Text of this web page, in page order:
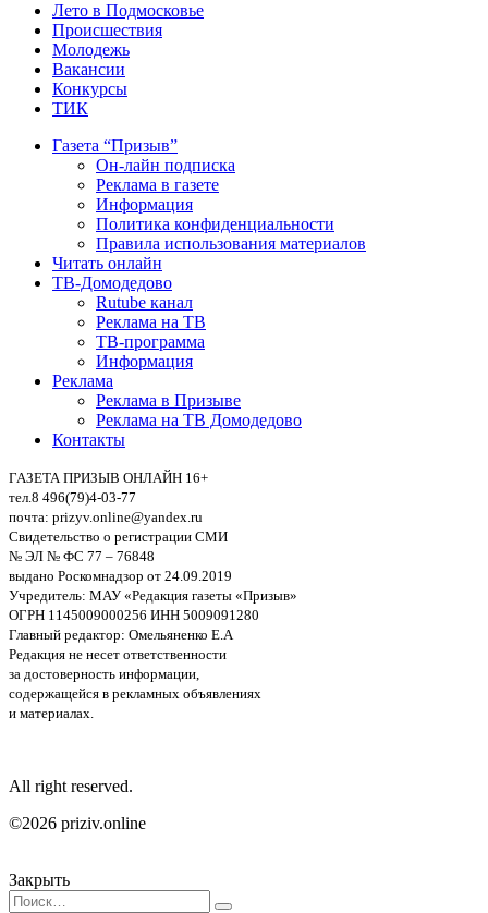
Лето в Подмосковье
Происшествия
Молодежь
Вакансии
Конкурсы
ТИК
Газета “Призыв”
Он-лайн подписка
Реклама в газете
Информация
Политика конфиденциальности
Правила использования материалов
Читать онлайн
ТВ-Домодедово
Rutube канал
Реклама на ТВ
ТВ-программа
Информация
Реклама
Реклама в Призыве
Реклама на ТВ Домодедово
Контакты
ГАЗЕТА ПРИЗЫВ ОНЛАЙН 16+
тел.8 496(79)4-03-77
почта: prizyv.online@yandex.ru
Свидетельство о регистрации СМИ
№ ЭЛ № ФС 77 – 76848
выдано Роскомнадзор от 24.09.2019
Учредитель: МАУ «Редакция газеты «Призыв»
ОГРН 1145009000256 ИНН 5009091280
Главный редактор: Омельяненко Е.А
Редакция не несет ответственности
за достоверность информации,
содержащейся в рекламных объявлениях
и материалах.
All right reserved.
©2026 priziv.online
Закрыть